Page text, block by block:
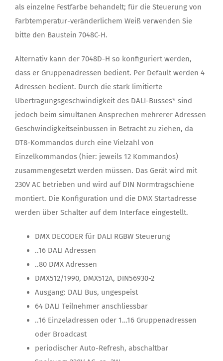
als einzelne Festfarbe behandelt; für die Steuerung von
Farbtemperatur-veränderlichem Weiß verwenden Sie
bitte den Baustein 7048C-H.
Alternativ kann der 7048D-H so konfiguriert werden,
dass er Gruppenadressen bedient. Per Default werden 4
Adressen bedient. Durch die stark limitierte
Ubertragungsgeschwindigkeit des DALI-Busses* sind
jedoch beim simultanen Ansprechen mehrerer Adressen
Geschwindigkeitseinbussen in Betracht zu ziehen, da
DT8-Kommandos durch eine Vielzahl von
Einzelkommandos (hier: jeweils 12 Kommandos)
zusammengesetzt werden müssen. Das Gerät wird mit
230V AC betrieben und wird auf DIN Normtragschiene
montiert. Die Konfiguration und die DMX Startadresse
werden über Schalter auf dem Interface eingestellt.
DMX DECODER für DALI RGBW Steuerung
..16 DALI Adressen
..80 DMX Adressen
DMX512/1990, DMX512A, DIN56930-2
Ausgang: DALI Bus, ungespeist
64 DALI Teilnehmer anschliessbar
..16 Einzeladressen oder 1…16 Gruppenadressen
oder Broadcast
periodischer Auto-Refresh, abschaltbar